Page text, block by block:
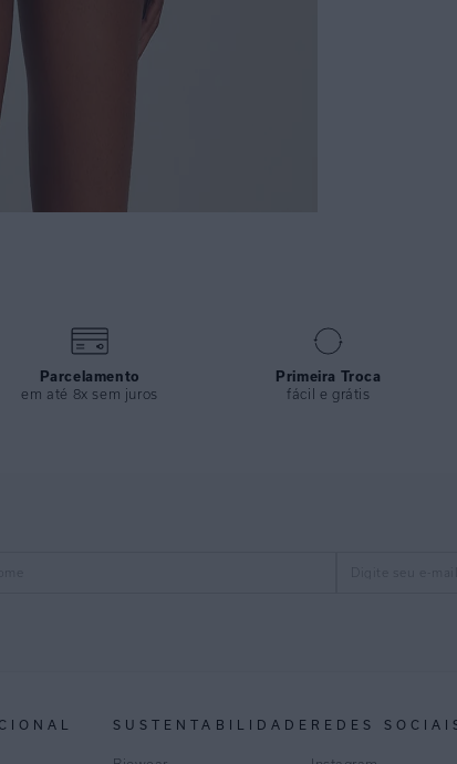
Parcelamento
em até 8x sem juros
Primeira Troca
fácil e grátis
SUSTENTABILIDADE REDES